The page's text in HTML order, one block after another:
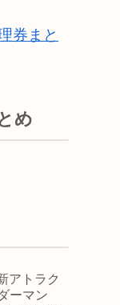
券まと
め
アトラク
ーマン